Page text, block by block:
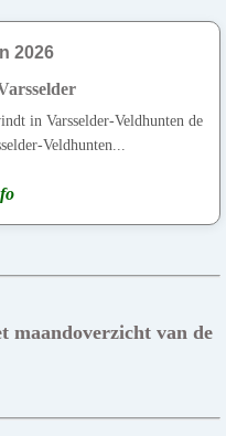
2026
in Varsselder-Veldhunten de
Veldhunten...
maandoverzicht van de